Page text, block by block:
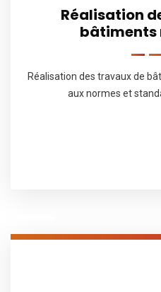
Réalisation
bâtiments
Réalisation des travaux de
aux normes et